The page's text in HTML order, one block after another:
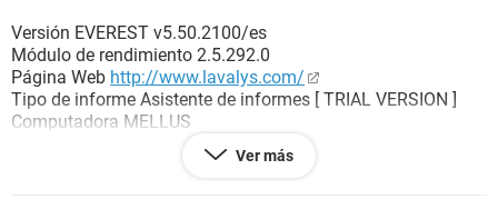
Versión EVEREST v5.50.2100/es
Módulo de rendimiento 2.5.292.0
Página Web http://www.lavalys.com/
Tipo de informe Asistente de informes [ TRIAL VERSION ]
Computadora MELLUS
Sistema operativo Microsoft Windows XP Home Edition
Ver más